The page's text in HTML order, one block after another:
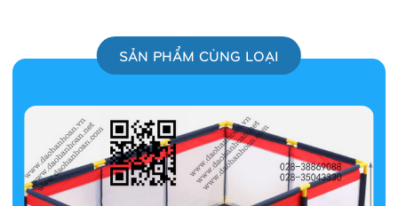
SẢN PHẨM CÙNG LOẠI